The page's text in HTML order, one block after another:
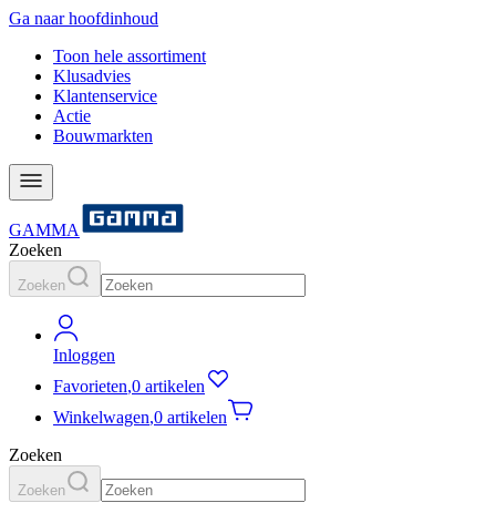
Ga naar hoofdinhoud
Toon hele assortiment
Klusadvies
Klantenservice
Actie
Bouwmarkten
GAMMA
Zoeken
Zoeken
Inloggen
Favorieten,0 artikelen
Winkelwagen,0 artikelen
Zoeken
Zoeken